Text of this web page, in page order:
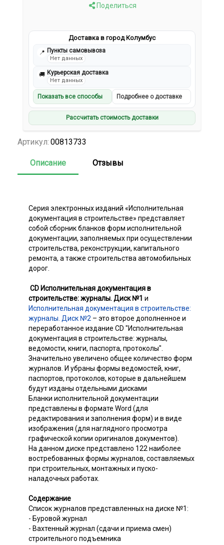
Поделиться
Доставка в город Колумбус
📍 Пункты самовывоза
Нет данных
🚚 Курьерская доставка
Нет данных
Показать все способы Подробнее о доставке
Рассчитать стоимость доставки
Артикул: 00813733
Описание Отзывы
Серия электронных изданий «Исполнительная
документация в строительстве» представляет
собой сборник бланков форм исполнительной
документации, заполняемых при осуществлении
строительства, реконструкции, капитального
ремонта, а также строительства автомобильных
дорог.
CD Исполнительная документация в
строительстве: журналы. Диск №1 и
Исполнительная документация в строительстве:
журналы. Диск №2 – это второе дополненное и
переработанное издание CD "Исполнительная
документация в строительстве: журналы,
ведомости, книги, паспорта, протоколы".
Значительно увеличено общее количество форм
журналов. И убраны формы ведомостей, книг,
паспортов, протоколов, которые в дальнейшем
будут изданы отдельными дисками
Бланки исполнительной документации
представлены в формате Word (для
редактирования и заполнения форм) и в виде
изображения (для наглядного просмотра
графической копии оригиналов документов).
На данном диске представлено 122 наиболее
востребованных формы журналов, составляемых
при строительных, монтажных и пуско-
наладочных работах.
Содержание
Список журналов представленных на диске №1:
- Буровой журнал
- Вахтенный журнал (сдачи и приема смен)
строительного подъемника